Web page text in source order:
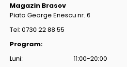
Magazin Brasov
Piata George Enescu nr. 6
Tel: 0730 22 88 55
Program:
Luni: 11:00-20:00